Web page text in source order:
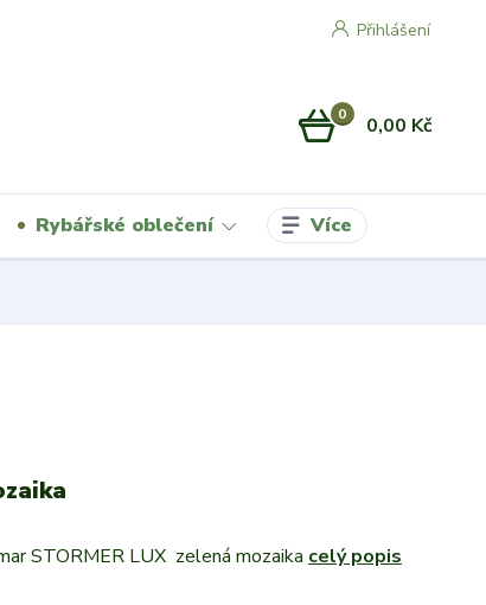
Přihlášení
0 0,00 Kč
Rybářské oblečení Více
STORMER LUX zelená mozaika celý popis